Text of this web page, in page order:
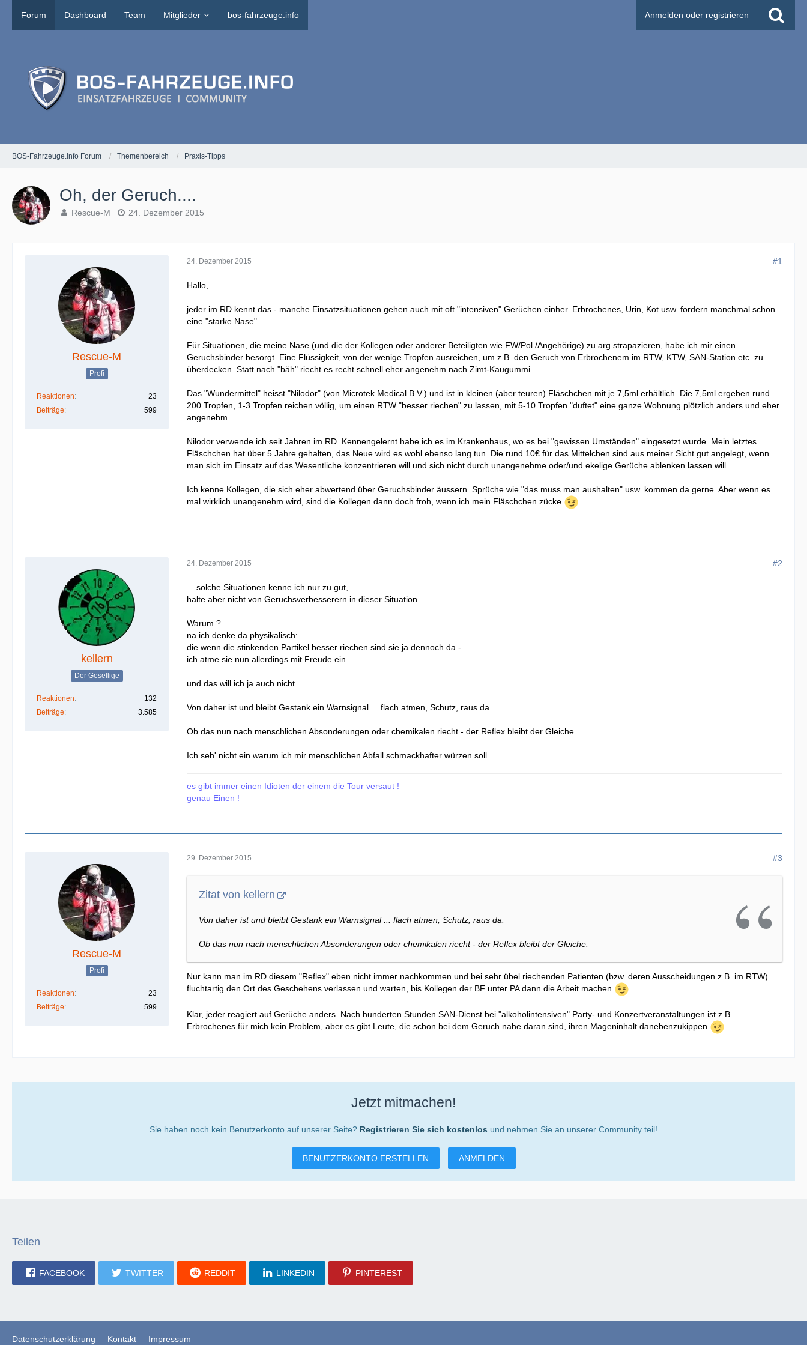
Forum Dashboard Team Mitglieder bos-fahrzeuge.info Anmelden oder registrieren
BOS-Fahrzeuge.info Forum Themenbereich Praxis-Tipps
Oh, der Geruch....
Rescue-M 24. Dezember 2015
Rescue-M
Profi
Reaktionen
23
Beiträge
599
24. Dezember 2015 #1
Hallo,
jeder im RD kennt das - manche Einsatzsituationen gehen auch mit oft "intensiven" Gerüchen einher. Erbrochenes, Urin, Kot usw. fordern manchmal schon
eine "starke Nase"
Für Situationen, die meine Nase (und die der Kollegen oder anderer Beteiligten wie FW/Pol./Angehörige) zu arg strapazieren, habe ich mir einen
Geruchsbinder besorgt. Eine Flüssigkeit, von der wenige Tropfen ausreichen, um z.B. den Geruch von Erbrochenem im RTW, KTW, SAN-Station etc. zu
überdecken. Statt nach "bäh" riecht es recht schnell eher angenehm nach Zimt-Kaugummi.
Das "Wundermittel" heisst "Nilodor" (von Microtek Medical B.V.) und ist in kleinen (aber teuren) Fläschchen mit je 7,5ml erhältlich. Die 7,5ml ergeben rund
200 Tropfen, 1-3 Tropfen reichen völlig, um einen RTW "besser riechen" zu lassen, mit 5-10 Tropfen "duftet" eine ganze Wohnung plötzlich anders und eher
angenehm..
Nilodor verwende ich seit Jahren im RD. Kennengelernt habe ich es im Krankenhaus, wo es bei "gewissen Umständen" eingesetzt wurde. Mein letztes
Fläschchen hat über 5 Jahre gehalten, das Neue wird es wohl ebenso lang tun. Die rund 10€ für das Mittelchen sind aus meiner Sicht gut angelegt, wenn
man sich im Einsatz auf das Wesentliche konzentrieren will und sich nicht durch unangenehme oder/und ekelige Gerüche ablenken lassen will.
Ich kenne Kollegen, die sich eher abwertend über Geruchsbinder äussern. Sprüche wie "das muss man aushalten" usw. kommen da gerne. Aber wenn es
mal wirklich unangenehm wird, sind die Kollegen dann doch froh, wenn ich mein Fläschchen zücke
kellern
Der Gesellige
Reaktionen
132
Beiträge
3.585
24. Dezember 2015 #2
... solche Situationen kenne ich nur zu gut,
halte aber nicht von Geruchsverbesserern in dieser Situation.
Warum ?
na ich denke da physikalisch:
die wenn die stinkenden Partikel besser riechen sind sie ja dennoch da -
ich atme sie nun allerdings mit Freude ein ...
und das will ich ja auch nicht.
Von daher ist und bleibt Gestank ein Warnsignal ... flach atmen, Schutz, raus da.
Ob das nun nach menschlichen Absonderungen oder chemikalen riecht - der Reflex bleibt der Gleiche.
Ich seh' nicht ein warum ich mir menschlichen Abfall schmackhafter würzen soll
es gibt immer einen Idioten der einem die Tour versaut !
genau Einen !
Rescue-M
Profi
Reaktionen
23
Beiträge
599
29. Dezember 2015 #3
Zitat von kellern
Von daher ist und bleibt Gestank ein Warnsignal ... flach atmen, Schutz, raus da.
Ob das nun nach menschlichen Absonderungen oder chemikalen riecht - der Reflex bleibt der Gleiche.
Nur kann man im RD diesem "Reflex" eben nicht immer nachkommen und bei sehr übel riechenden Patienten (bzw. deren Ausscheidungen z.B. im RTW)
fluchtartig den Ort des Geschehens verlassen und warten, bis Kollegen der BF unter PA dann die Arbeit machen
Klar, jeder reagiert auf Gerüche anders. Nach hunderten Stunden SAN-Dienst bei "alkoholintensiven" Party- und Konzertveranstaltungen ist z.B.
Erbrochenes für mich kein Problem, aber es gibt Leute, die schon bei dem Geruch nahe daran sind, ihren Mageninhalt danebenzukippen
Jetzt mitmachen!
Sie haben noch kein Benutzerkonto auf unserer Seite? Registrieren Sie sich kostenlos und nehmen Sie an unserer Community teil!
BENUTZERKONTO ERSTELLEN ANMELDEN
Teilen
FACEBOOK TWITTER REDDIT LINKEDIN PINTEREST
Datenschutzerklärung Kontakt Impressum